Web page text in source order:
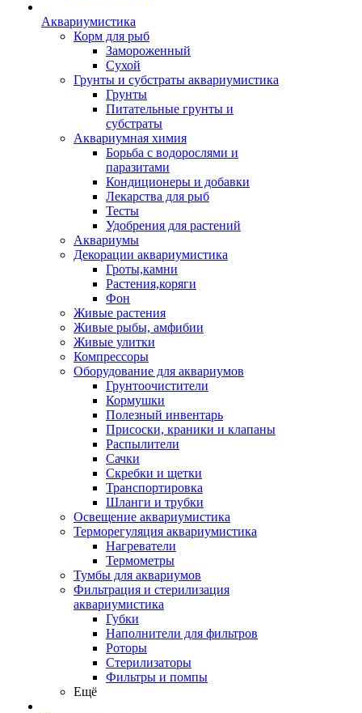
Аквариумистика
Корм для рыб
Замороженный
Сухой
Грунты и субстраты аквариумистика
Грунты
Питательные грунты и
субстраты
Аквариумная химия
Борьба с водорослями и
паразитами
Кондиционеры и добавки
Лекарства для рыб
Тесты
Удобрения для растений
Аквариумы
Декорации аквариумистика
Гроты,камни
Растения,коряги
Фон
Живые растения
Живые рыбы, амфибии
Живые улитки
Компрессоры
Оборудование для аквариумов
Грунтоочистители
Кормушки
Полезный инвентарь
Присоски, краники и клапаны
Распылители
Сачки
Скребки и щетки
Транспортировка
Шланги и трубки
Освещение аквариумистика
Терморегуляция аквариумистика
Нагреватели
Термометры
Тумбы для аквариумов
Фильтрация и стерилизация
аквариумистика
Губки
Наполнители для фильтров
Роторы
Стерилизаторы
Фильтры и помпы
Ещё